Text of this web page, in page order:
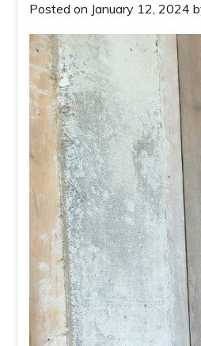
Posted on January 12, 2024